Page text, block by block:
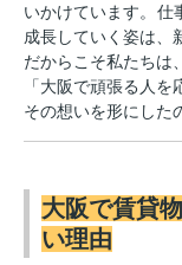
いかけています。仕
成長していく姿は、
だからこそ私たちは、
「大阪で頑張る人を
その想いを形にした
大阪で賃貸
い理由